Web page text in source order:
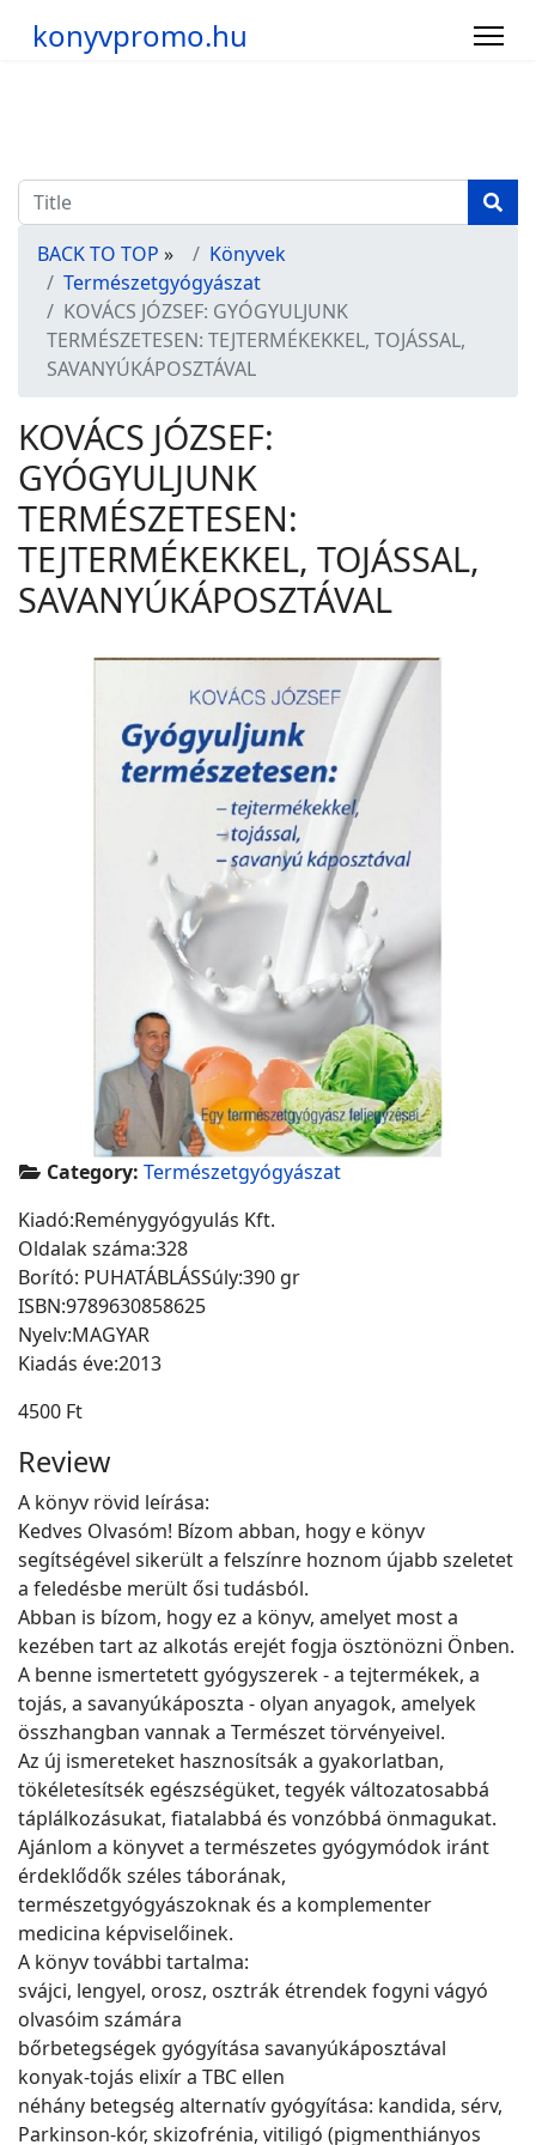
konyvpromo.hu
BACK TO TOP »
Könyvek
Természetgyógyászat
KOVÁCS JÓZSEF: GYÓGYULJUNK
TERMÉSZETESEN: TEJTERMÉKEKKEL, TOJÁSSAL,
SAVANYÚKÁPOSZTÁVAL
KOVÁCS JÓZSEF:
GYÓGYULJUNK
TERMÉSZETESEN:
TEJTERMÉKEKKEL, TOJÁSSAL,
SAVANYÚKÁPOSZTÁVAL
Category: Természetgyógyászat
Kiadó:Reménygyógyulás Kft.
Oldalak száma:328
Borító: PUHATÁBLÁSSúly:390 gr
ISBN:9789630858625
Nyelv:MAGYAR
Kiadás éve:2013
4500 Ft
Review
A könyv rövid leírása:
Kedves Olvasóm! Bízom abban, hogy e könyv
segítségével sikerült a felszínre hoznom újabb szeletet
a feledésbe merült ősi tudásból.
Abban is bízom, hogy ez a könyv, amelyet most a
kezében tart az alkotás erejét fogja ösztönözni Önben.
A benne ismertetett gyógyszerek - a tejtermékek, a
tojás, a savanyúkáposzta - olyan anyagok, amelyek
összhangban vannak a Természet törvényeivel.
Az új ismereteket hasznosítsák a gyakorlatban,
tökéletesítsék egészségüket, tegyék változatosabbá
táplálkozásukat, fiatalabbá és vonzóbbá önmagukat.
Ajánlom a könyvet a természetes gyógymódok iránt
érdeklődők széles táborának,
természetgyógyászoknak és a komplementer
medicina képviselőinek.
A könyv további tartalma:
svájci, lengyel, orosz, osztrák étrendek fogyni vágyó
olvasóim számára
bőrbetegségek gyógyítása savanyúkáposztával
konyak-tojás elixír a TBC ellen
néhány betegség alternatív gyógyítása: kandida, sérv,
Parkinson-kór, skizofrénia, vitiligó (pigmenthiányos